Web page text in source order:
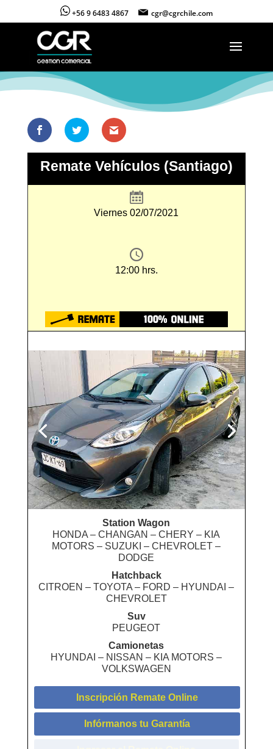
+56 9 6483 4867 cgr@cgrchile.com
Remate Vehículos (Santiago)
Viernes 02/07/2021
12:00 hrs.
Station Wagon
HONDA – CHANGAN – CHERY – KIA
MOTORS – SUZUKI – CHEVROLET –
DODGE
Hatchback
CITROEN – TOYOTA – FORD – HYUNDAI –
CHEVROLET
Suv
PEUGEOT
Camionetas
HYUNDAI – NISSAN – KIA MOTORS –
VOLKSWAGEN
Inscripción Remate Online
Infórmanos tu Garantía